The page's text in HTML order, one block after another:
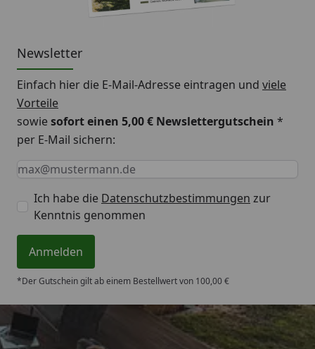
Newsletter
Einfach hier die E-Mail-Adresse eintragen und viele
Vorteile
sowiesofort einen 5,00 € Newslettergutschein *
per E-Mail sichern:
Keine Eingabe erforderlich
Eingabe erforderlich
E-Mail *
Ich habe die Datenschutzbestimmungen zur
Kenntnis genommen
Anmelden
*Der Gutschein gilt ab einem Bestellwert von 100,00 €